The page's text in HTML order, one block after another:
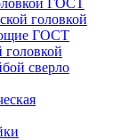
ГОСТ
головкой
ГОСТ
головкой
сверло